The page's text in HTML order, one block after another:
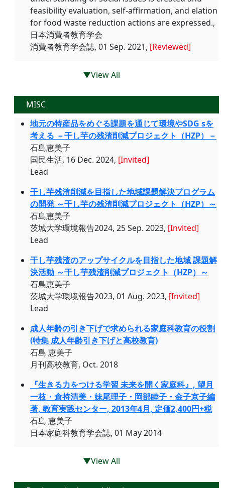
feasibility evaluation, self-affirmation, and elation
for food waste reduction actions are expressed.,
日本消費者教育学会
消費者教育学会誌, 01 Sep. 2021, [Reviewed]
▼View All
MISC
地元の特産品をめぐる課題を通じて環境やSDG sを
考える －干し芋の残渣削減プロジェクト（HZP）－
石島恵美子
国民生活, 16 Dec. 2024, [Invited]
Lead
干し芋残渣削減を目指した地域課題解決プログラム
の開発 ～干し芋の残渣削減プロジェクト（HZP）～
石島恵美子
茨城大学環境報告2024, 25 Sep. 2023, [Invited]
Lead
干し芋残渣のアップサイクルを目指した地域 課題解
決活動 ～干し芋残渣削減プロジェクト（HZP）～
石島恵美子
茨城大学環境報告2023, 01 Aug. 2023, [Invited]
Lead
成人年齢の引き下げで求められる家庭科教育の役割
(特集 成人年齢引き下げと高校教育)
石島 恵美子
月刊高校教育, Oct. 2018
『生きる力をつける学習 未来を開く家庭科』, 望月
一枝・倉持清美・妹尾理子・岡部睦子・金子京子編
著, 教育実践センター, 2013年4月, 定価2,400円+税
石島 恵美子
日本家庭科教育学会誌, 01 May 2014
▼View All